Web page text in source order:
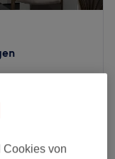
Cookies von